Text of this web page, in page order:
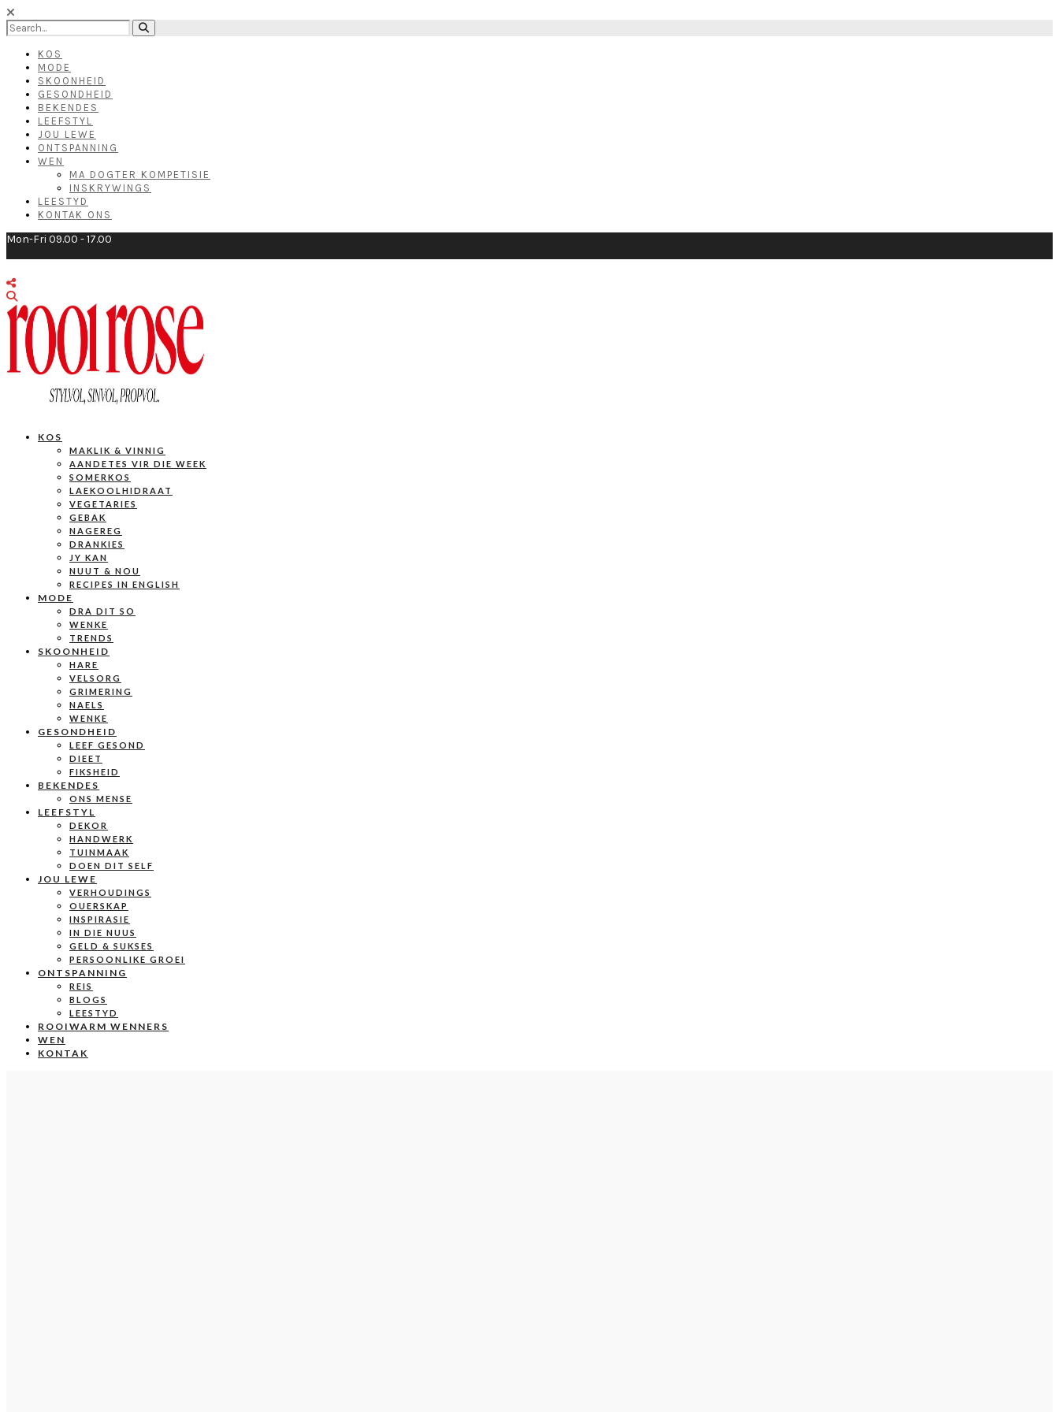
KOS
MODE
SKOONHEID
GESONDHEID
BEKENDES
LEEFSTYL
JOU LEWE
ONTSPANNING
WEN
MA DOGTER KOMPETISIE
INSKRYWINGS
LEESTYD
KONTAK ONS
Mon-Fri 09.00 - 17.00
KOS
MAKLIK & VINNIG
AANDETES VIR DIE WEEK
SOMERKOS
LAEKOOLHIDRAAT
VEGETARIES
GEBAK
NAGEREG
DRANKIES
JY KAN
NUUT & NOU
RECIPES IN ENGLISH
MODE
DRA DIT SO
WENKE
TRENDS
SKOONHEID
HARE
VELSORG
GRIMERING
NAELS
WENKE
GESONDHEID
LEEF GESOND
DIEET
FIKSHEID
BEKENDES
ONS MENSE
LEEFSTYL
DEKOR
HANDWERK
TUINMAAK
DOEN DIT SELF
JOU LEWE
VERHOUDINGS
OUERSKAP
INSPIRASIE
IN DIE NUUS
GELD & SUKSES
PERSOONLIKE GROEI
ONTSPANNING
REIS
BLOGS
LEESTYD
ROOIWARM WENNERS
WEN
KONTAK